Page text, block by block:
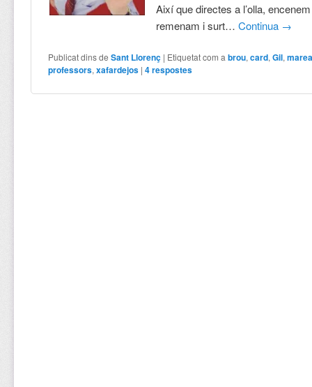
Així que directes a l’olla,
remenam i surt…Continua →
Publicat dins de Sant Llorenç | Etiquetat com a brou,card,Gil,
professors,xafardejos |4respostes